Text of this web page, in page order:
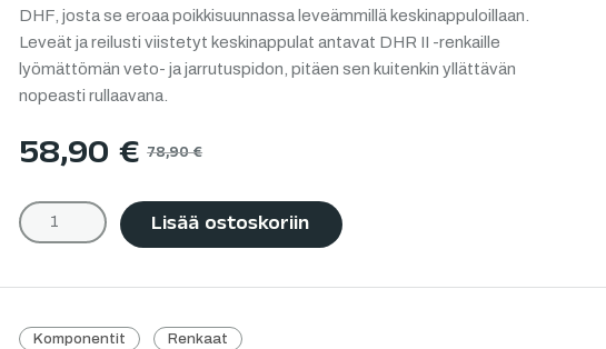
DHF, josta se eroaa poikkisuunnassa leveämmillä keskinappuloillaan.
Leveät ja reilusti viistetyt keskinappulat antavat DHR II -renkaille
lyömättömän veto- ja jarrutuspidon, pitäen sen kuitenkin yllättävän
nopeasti rullaavana.
58,90€ 78,90€
Lisää ostoskoriin
Komponentit Renkaat